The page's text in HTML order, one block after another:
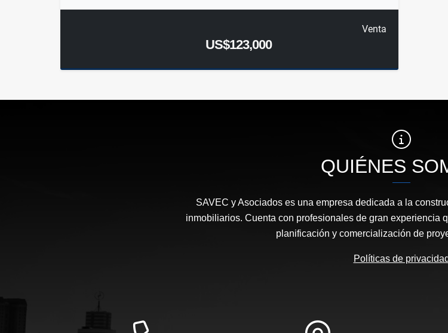
Venta
US$123,000
QUIÉNES
SAVEC y Asociados es una empresa dedicada a la
inmobiliarios. Cuenta con profesionales de gran experiencia
planificación y comercialización de
Políticas de privacidad